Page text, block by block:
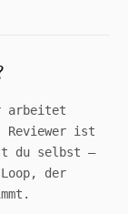
arbeitet
Reviewer ist
du selbst —
der